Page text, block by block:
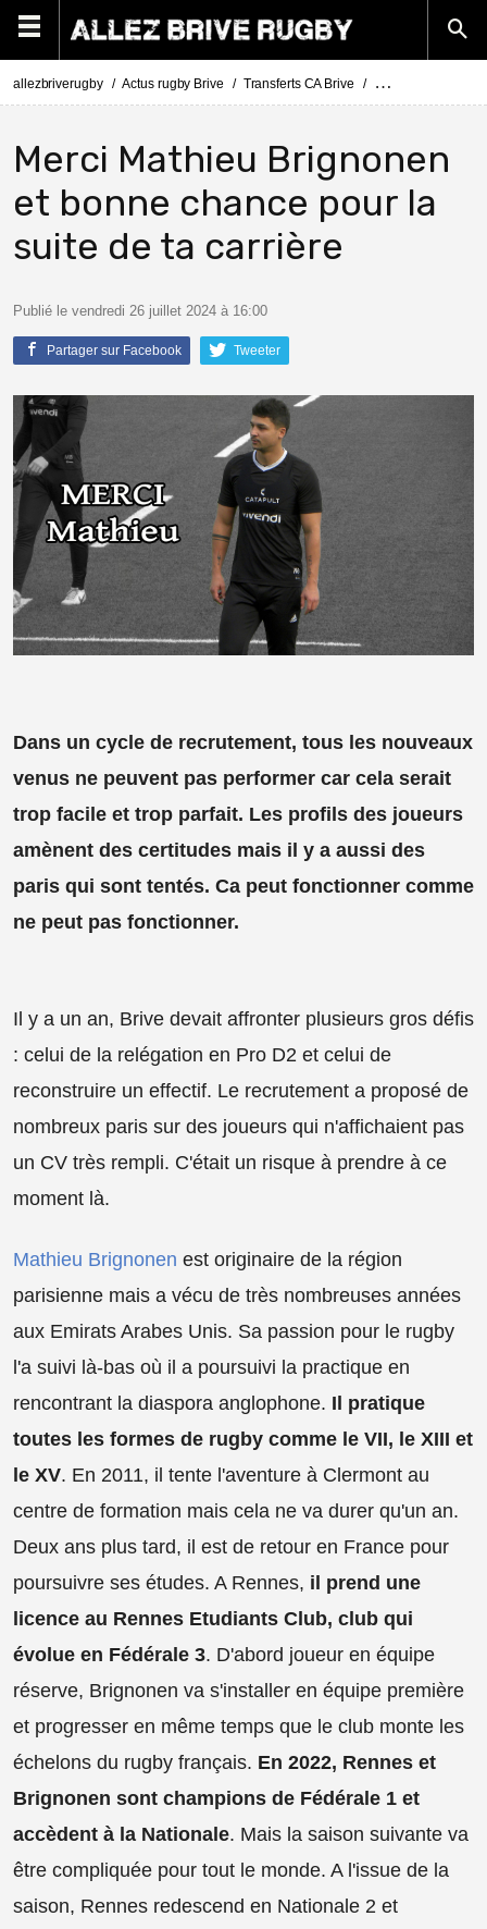
allezbriverugby Actus rugby Brive Transferts CA Brive Actus Transferts
Merci Mathieu Brignonen
et bonne chance pour la
suite de ta carrière
Publié le vendredi 26 juillet 2024 à 16:00
Partager sur Facebook Tweeter
Dans un cycle de recrutement, tous les nouveaux
venus ne peuvent pas performer car cela serait
trop facile et trop parfait. Les profils des joueurs
amènent des certitudes mais il y a aussi des
paris qui sont tentés. Ca peut fonctionner comme
ne peut pas fonctionner.
Il y a un an, Brive devait affronter plusieurs gros défis
: celui de la relégation en Pro D2 et celui de
reconstruire un effectif. Le recrutement a proposé de
nombreux paris sur des joueurs qui n'affichaient pas
un CV très rempli. C'était un risque à prendre à ce
moment là.
Mathieu Brignonen est originaire de la région
parisienne mais a vécu de très nombreuses années
aux Emirats Arabes Unis. Sa passion pour le rugby
l'a suivi là-bas où il a poursuivi la practique en
rencontrant la diaspora anglophone. Il pratique
toutes les formes de rugby comme le VII, le XIII et
le XV. En 2011, il tente l'aventure à Clermont au
centre de formation mais cela ne va durer qu'un an.
Deux ans plus tard, il est de retour en France pour
poursuivre ses études. A Rennes, il prend une
licence au Rennes Etudiants Club, club qui
évolue en Fédérale 3. D'abord joueur en équipe
réserve, Brignonen va s'installer en équipe première
et progresser en même temps que le club monte les
échelons du rugby français. En 2022, Rennes et
Brignonen sont champions de Fédérale 1 et
accèdent à la Nationale. Mais la saison suivante va
être compliquée pour tout le monde. A l'issue de la
saison, Rennes redescend en Nationale 2 et